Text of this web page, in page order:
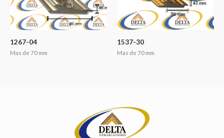
1267-04
Mas de 70 mm
1537-30
Mas de 70 mm